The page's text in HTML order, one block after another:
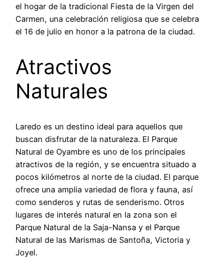
el hogar de la tradicional Fiesta de la Virgen del
Carmen, una celebración religiosa que se celebra
el 16 de julio en honor a la patrona de la ciudad.
Atractivos
Naturales
Laredo es un destino ideal para aquellos que
buscan disfrutar de la naturaleza. El Parque
Natural de Oyambre es uno de los principales
atractivos de la región, y se encuentra situado a
pocos kilómetros al norte de la ciudad. El parque
ofrece una amplia variedad de flora y fauna, así
como senderos y rutas de senderismo. Otros
lugares de interés natural en la zona son el
Parque Natural de la Saja-Nansa y el Parque
Natural de las Marismas de Santoña, Victoria y
Joyel.